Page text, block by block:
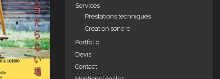
Services
Prestations techniques
Création sonore
Portfolio
Devis
Contact